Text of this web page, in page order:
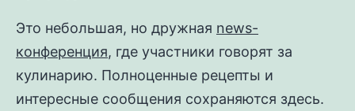
Это небольшая, но дружная news-
конференция, где участники говорят за
кулинарию. Полноценные рецепты и
интересные сообщения сохраняются здесь.